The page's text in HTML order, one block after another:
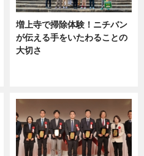
増上寺で掃除体験！ニチバン
が伝える手をいたわることの
大切さ